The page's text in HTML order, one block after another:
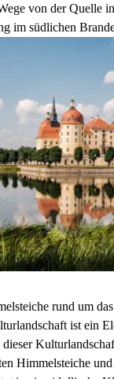
von der Quelle
im südlichen
rund um
ist ein
Himmelsteiche und